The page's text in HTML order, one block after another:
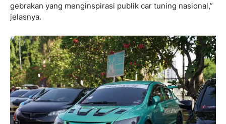
gebrakan yang menginspirasi publik car tuning nasional,”
jelasnya.